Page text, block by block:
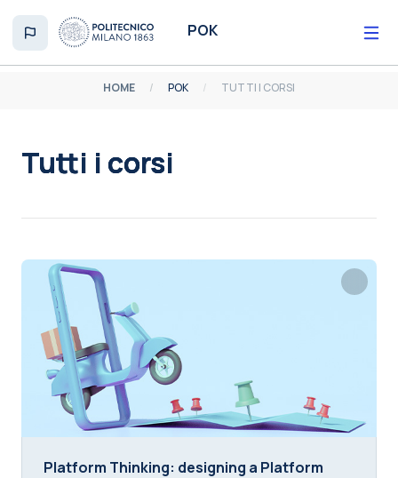
POK
HOME POK TUTTI I CORSI
Tutti i corsi
Platform Thinking: designing a Platform
Platform Thinking: designing a Platform